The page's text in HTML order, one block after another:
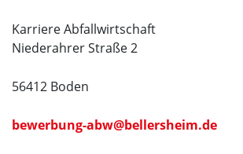
Karriere Abfallwirtschaft
Niederahrer Straße 2
56412 Boden
bewerbung-abw@bellersheim.de